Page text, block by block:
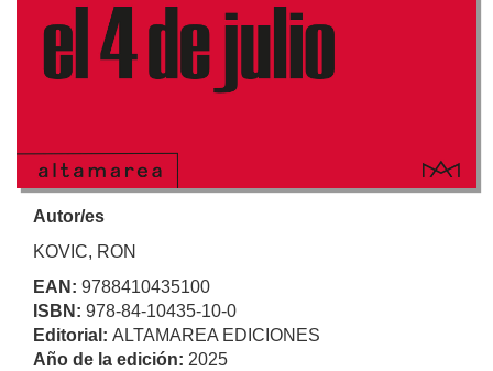
Autor/es
KOVIC, RON
EAN: 9788410435100
ISBN: 978-84-10435-10-0
Editorial: ALTAMAREA EDICIONES
Año de la edición: 2025